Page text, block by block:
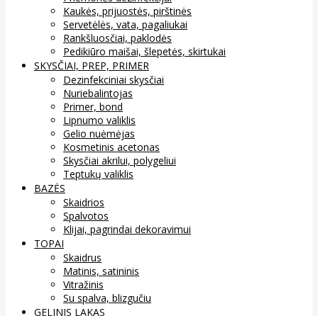
Kaukės, prijuostės, pirštinės
Servetėlės, vata, pagaliukai
Rankšluosčiai, paklodės
Pedikiūro maišai, šlepetės, skirtukai
SKYSČIAI, PREP, PRIMER
Dezinfekciniai skysčiai
Nuriebalintojas
Primer, bond
Lipnumo valiklis
Gelio nuėmėjas
Kosmetinis acetonas
Skysčiai akrilui, polygeliui
Teptukų valiklis
BAZĖS
Skaidrios
Spalvotos
Klijai, pagrindai dekoravimui
TOPAI
Skaidrus
Matinis, satininis
Vitražinis
Su spalva, blizgučiu
GELINIS LAKAS